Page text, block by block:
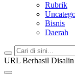
Rubrik
Bisnis
Daerah
URL Berhasil Disalin